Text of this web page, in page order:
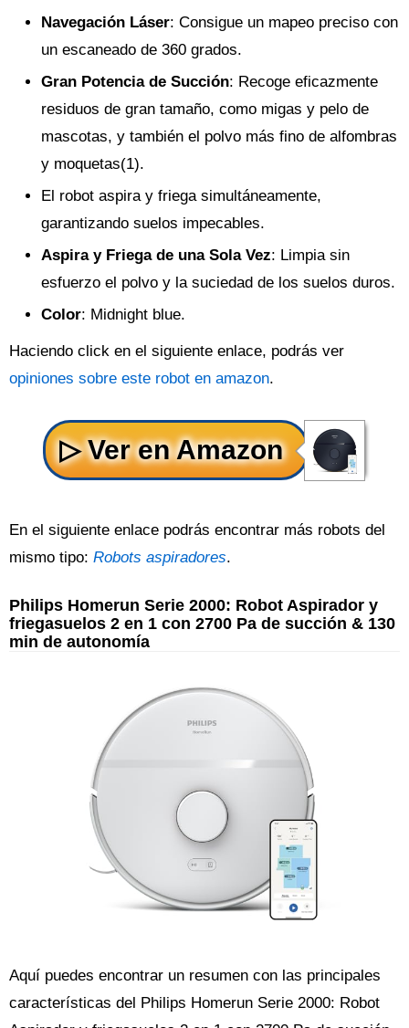
Navegación Láser: Consigue un mapeo preciso con
un escaneado de 360 grados.
Gran Potencia de Succión: Recoge eficazmente
residuos de gran tamaño, como migas y pelo de
mascotas, y también el polvo más fino de alfombras
y moquetas(1).
El robot aspira y friega simultáneamente,
garantizando suelos impecables.
Aspira y Friega de una Sola Vez: Limpia sin
esfuerzo el polvo y la suciedad de los suelos duros.
Color: Midnight blue.
Haciendo click en el siguiente enlace, podrás ver
opiniones sobre este robot en amazon.
En el siguiente enlace podrás encontrar más robots del
mismo tipo: Robots aspiradores.
Philips Homerun Serie 2000: Robot Aspirador y
friegasuelos 2 en 1 con 2700 Pa de succión & 130
min de autonomía
Aquí puedes encontrar un resumen con las principales
características del Philips Homerun Serie 2000: Robot